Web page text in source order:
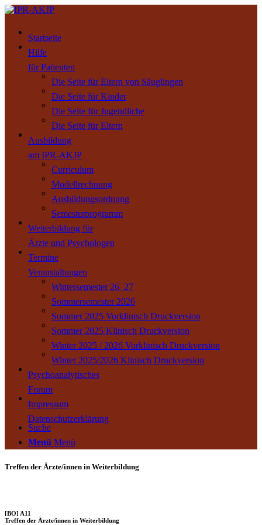
Startseite
Hilfe
für Patienten
Die Seite für Eltern von Säuglingen
Die Seite für Kinder
Die Seite für Jugendliche
Die Seite für Eltern
Ausbildung
am IPR-AKJP
Curriculum
Modellrechnung
Ausbildungsordnung
Semesterprogramm
Weiterbildung für
Ärzte und Psychologen
Termine
Veranstaltungen
Wintersemester 26_27
Sommersemester 2026
Sommer 2025 Vorklinisch Druckversion
Sommer 2025 Klinisch Druckversion
Winter 2025 / 2026 Vorklinisch Druckversion
Winter 2025/2026 Klinisch Druckversion
Psychoanalytisches
Forum
Impressum
Datenschutzerklärung
Suche
Menü Menü
Treffen der Ärzte/innen in Weiterbildung
[BO] A11
Treffen der Ärzte/innen in Weiterbildung